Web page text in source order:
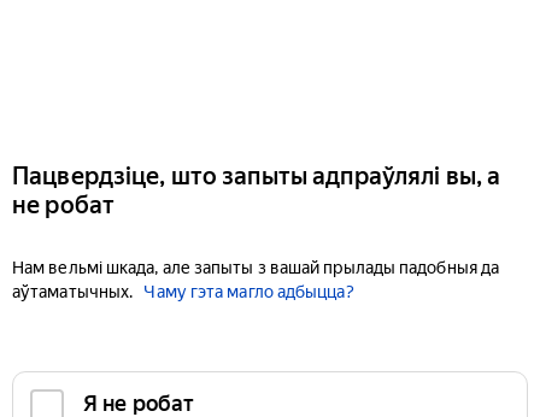
Пацвердзіце, што запыты адпраўлялі вы, а
не робат
Нам вельмі шкада, але запыты з вашай прылады падобныя да
аўтаматычных.
Чаму гэта магло адбыцца?
Я не робат